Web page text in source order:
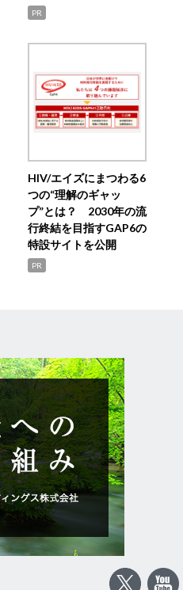
PR
HIV/エイズにまつわる6
つの“理解のギャッ
プ”とは？ 2030年の流
行終結を目指すGAP6の
特設サイトを公開
PR